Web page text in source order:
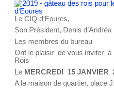
Le CIQ d’Eoures,
Son Président, Denis d’Andréa
Les membres du bureau
Ont le plaisir de vous inviter à
Rois
Le MERCREDI 15 JANVIER
A la maison de quartier, place